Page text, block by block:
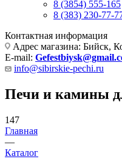
8 (3854) 555-165
8 (383) 230-77-
Контактная информация
Адрес магазина: Бийск,
E-mail:
info@sibirskie-pechi.ru
Печи и камины
147
Главная
—
Каталог